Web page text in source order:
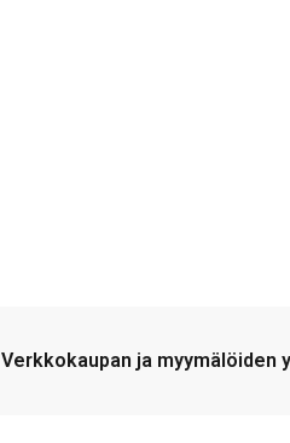
Verkkokaupan ja